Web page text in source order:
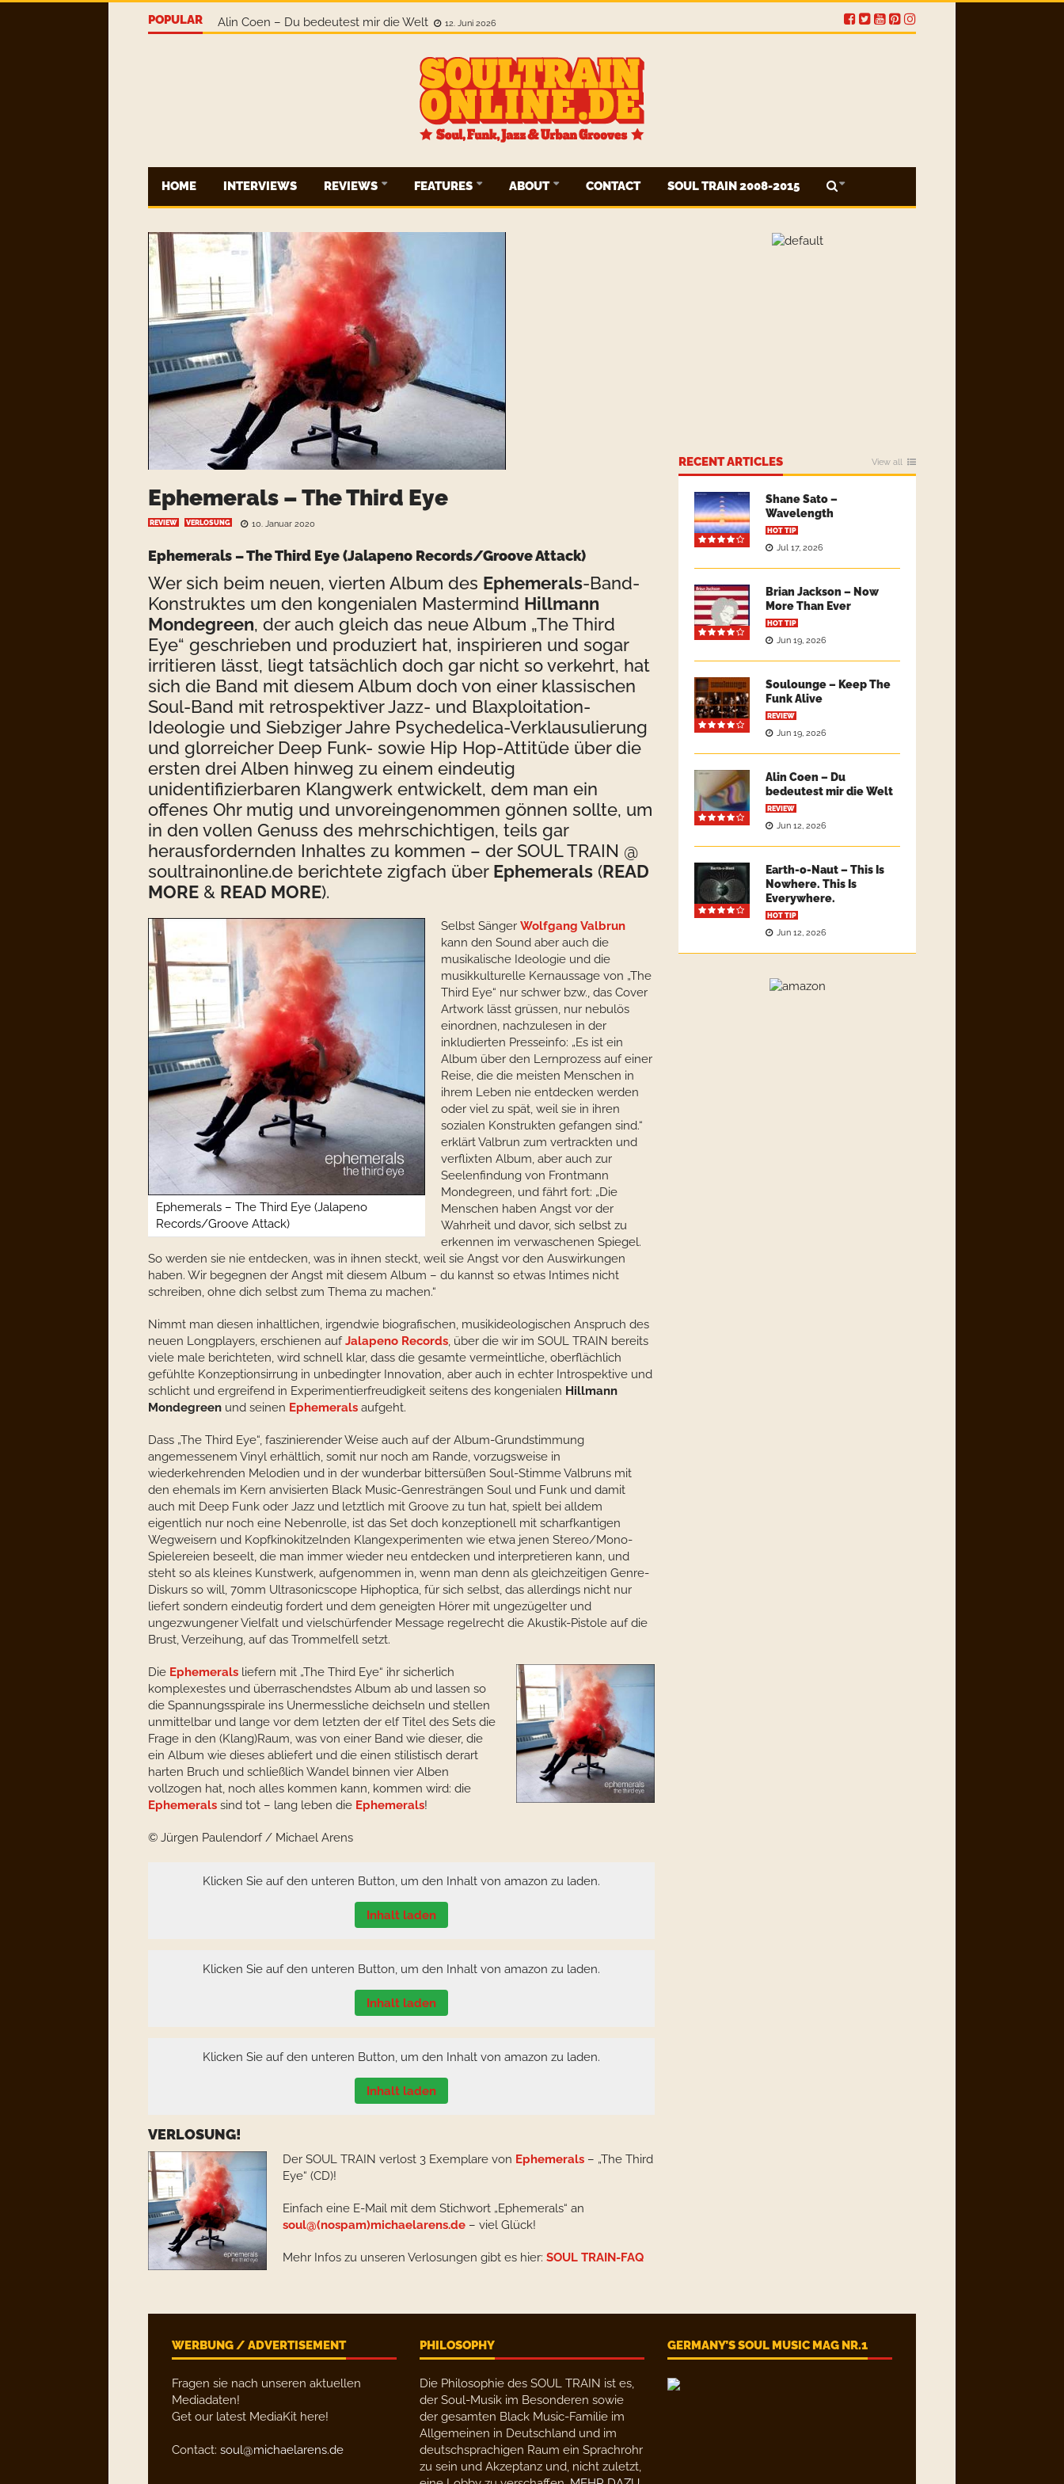
POPULAR Earth-o-Naut – This Is Nowhere. This Is Everywhere.
HOME INTERVIEWS REVIEWS FEATURES ABOUT CONTACT SOUL TRAIN 2008-2015
Ephemerals – The Third Eye
REVIEW VERLOSUNG 10. Januar 2020
Ephemerals – The Third Eye(Jalapeno Records/Groove Attack)
Wer sich beim neuen, vierten Album des Ephemerals-Band-
Konstruktes um den kongenialen Mastermind Hillmann
Mondegreen, der auch gleich das neue Album „The Third
Eye“ geschrieben und produziert hat, inspirieren und sogar
irritieren lässt, liegt tatsächlich doch gar nicht so verkehrt, hat
sich die Band mit diesem Album doch von einer klassischen
Soul-Band mit retrospektiver Jazz- und Blaxploitation-
Ideologie und Siebziger Jahre Psychedelica-Verklausulierung
und glorreicher Deep Funk- sowie Hip Hop-Attitüde über die
ersten drei Alben hinweg zu einem eindeutig
unidentifizierbaren Klangwerk entwickelt, dem man ein
offenes Ohr mutig und unvoreingenommen gönnen sollte, um
in den vollen Genuss des mehrschichtigen, teils gar
herausfordernden Inhaltes zu kommen – der SOUL TRAIN @
soultrainonline.de berichtete zigfach über Ephemerals (READ
MORE & READ MORE).
Ephemerals – The Third Eye (Jalapeno
Records/Groove Attack)
Selbst Sänger Wolfgang Valbrun
kann den Sound aber auch die
musikalische Ideologie und die
musikkulturelle Kernaussage von „The
Third Eye“ nur schwer bzw., das Cover
Artwork lässt grüssen, nur nebulös
einordnen, nachzulesen in der
inkludierten Presseinfo: „Es ist ein
Album über den Lernprozess auf einer
Reise, die die meisten Menschen in
ihrem Leben nie entdecken werden
oder viel zu spät, weil sie in ihren
sozialen Konstrukten gefangen sind.“
erklärt Valbrun zum vertrackten und
verflixten Album, aber auch zur
Seelenfindung von Frontmann
Mondegreen, und fährt fort: „Die
Menschen haben Angst vor der
Wahrheit und davor, sich selbst zu
erkennen im verwaschenen Spiegel.
So werden sie nie entdecken, was in ihnen steckt, weil sie Angst vor den Auswirkungen
haben. Wir begegnen der Angst mit diesem Album – du kannst so etwas Intimes nicht
schreiben, ohne dich selbst zum Thema zu machen.“
Nimmt man diesen inhaltlichen, irgendwie biografischen, musikideologischen Anspruch des
neuen Longplayers, erschienen aufJalapeno Records, über die wir im SOUL TRAIN bereits
viele male berichteten, wird schnell klar, dass die gesamte vermeintliche, oberflächlich
gefühlte Konzeptionsirrung in unbedingter Innovation, aber auch in echter Introspektive und
schlicht und ergreifend in Experimentierfreudigkeit seitens des kongenialen Hillmann
Mondegreen und seinen Ephemerals aufgeht.
Dass „The Third Eye“, faszinierender Weise auch auf der Album-Grundstimmung
angemessenem Vinyl erhältlich, somit nur noch am Rande, vorzugsweise in
wiederkehrenden Melodien und in der wunderbar bittersüßen Soul-Stimme Valbruns mit
den ehemals im Kern anvisierten Black Music-Genresträngen Soul und Funk und damit
auch mit Deep Funk oder Jazz und letztlich mit Groove zu tun hat, spielt bei alldem
eigentlich nur noch eine Nebenrolle, ist das Set doch konzeptionell mit scharfkantigen
Wegweisern und Kopfkinokitzelnden Klangexperimenten wie etwa jenen Stereo/Mono-
Spielereien beseelt, die man immer wieder neu entdecken und interpretieren kann, und
steht so als kleines Kunstwerk, aufgenommen in, wenn man denn als gleichzeitigen Genre-
Diskurs so will, 70mm Ultrasonicscope Hiphoptica, für sich selbst, das allerdings nicht nur
liefert sondern eindeutig fordert und dem geneigten Hörer mit ungezügelter und
ungezwungener Vielfalt und vielschürfender Message regelrecht die Akustik-Pistole auf die
Brust, Verzeihung, auf das Trommelfell setzt.
Die Ephemerals liefern mit „The Third Eye“ ihr sicherlich
komplexestes und überraschendstes Album ab und lassen so
die Spannungsspirale ins Unermessliche deichseln und stellen
unmittelbar und lange vor dem letzten der elf Titel des Sets die
Frage in den (Klang)Raum, was von einer Band wie dieser, die
ein Album wie dieses abliefert und die einen stilistisch derart
harten Bruch und schließlich Wandel binnen vier Alben
vollzogen hat, noch alles kommen kann, kommen wird: die
Ephemerals sind tot – lang leben die Ephemerals!
© Jürgen Paulendorf / Michael Arens
Klicken Sie auf den unteren Button, um den Inhalt von amazon zu laden.
Inhalt laden
Klicken Sie auf den unteren Button, um den Inhalt von amazon zu laden.
Inhalt laden
Klicken Sie auf den unteren Button, um den Inhalt von amazon zu laden.
Inhalt laden
VERLOSUNG!
Der SOUL TRAIN verlost 3 Exemplare von Ephemerals – „The Third
Eye“ (CD)!
Einfach eine E-Mail mit dem Stichwort „Ephemerals“ an
soul@(nospam)michaelarens.de – viel Glück!
Mehr Infos zu unseren Verlosungen gibt es hier: SOUL TRAIN-FAQ
RECENT ARTICLES View all
Shane Sato –
Wavelength
HOT TIP
Jul 17, 2026
Brian Jackson – Now
More Than Ever
HOT TIP
Jun 19, 2026
Soulounge – Keep The
Funk Alive
REVIEW
Jun 19, 2026
Alin Coen – Du
bedeutest mir die Welt
REVIEW
Jun 12, 2026
Earth-o-Naut – This Is
Nowhere. This Is
Everywhere.
HOT TIP
Jun 12, 2026
WERBUNG / ADVERTISEMENT
Fragen sie nach unseren aktuellen
Mediadaten!
Get our latest MediaKit here!
Contact: soul@michaelarens.de
PHILOSOPHY
Die Philosophie des SOUL TRAIN ist es,
der Soul-Musik im Besonderen sowie
der gesamten Black Music-Familie im
Allgemeinen in Deutschland und im
deutschsprachigen Raum ein Sprachrohr
zu sein und Akzeptanz und, nicht zuletzt,
GERMANY’S SOUL MUSIC MAG NR.1